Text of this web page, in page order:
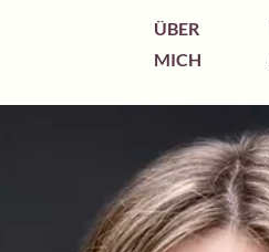
ÜBER
MICH